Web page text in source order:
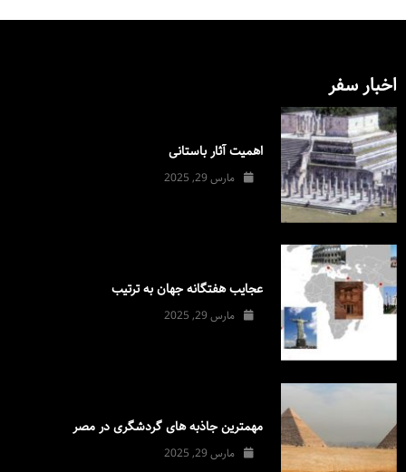
اخبار سفر
اهمیت آثار باستانی
مارس 29, 2025
عجایب هفتگانه جهان به ترتیب
مارس 29, 2025
مهمترین جاذبه های گردشگری در مصر
مارس 29, 2025